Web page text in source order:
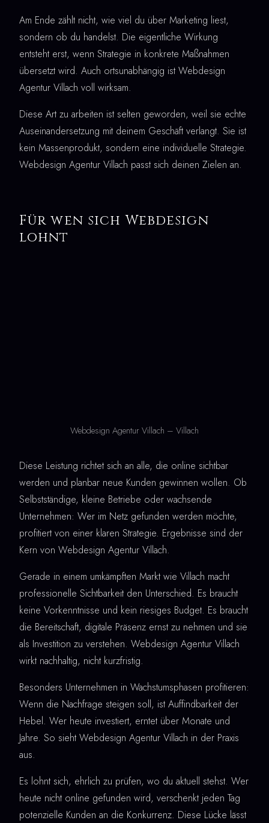
Am Ende zählt nicht, wie viel du über Marketing liest,
sondern ob du handelst. Die eigentliche Wirkung
entsteht erst, wenn Strategie in konkrete Maßnahmen
übersetzt wird. Auch ortsunabhängig ist Webdesign
Agentur Villach voll wirksam.
Diese Art zu arbeiten ist selten geworden, weil sie echte
Auseinandersetzung mit deinem Geschäft verlangt. Sie ist
kein Massenprodukt, sondern eine individuelle Strategie.
Webdesign Agentur Villach passt sich deinen Zielen an.
Für wen sich Webdesign
lohnt
Webdesign Agentur Villach – Villach
Diese Leistung richtet sich an alle, die online sichtbar
werden und planbar neue Kunden gewinnen wollen. Ob
Selbstständige, kleine Betriebe oder wachsende
Unternehmen: Wer im Netz gefunden werden möchte,
profitiert von einer klaren Strategie. Ergebnisse sind der
Kern von Webdesign Agentur Villach.
Gerade in einem umkämpften Markt wie Villach macht
professionelle Sichtbarkeit den Unterschied. Es braucht
keine Vorkenntnisse und kein riesiges Budget. Es braucht
die Bereitschaft, digitale Präsenz ernst zu nehmen und sie
als Investition zu verstehen. Webdesign Agentur Villach
wirkt nachhaltig, nicht kurzfristig.
Besonders Unternehmen in Wachstumsphasen profitieren:
Wenn die Nachfrage steigen soll, ist Auffindbarkeit der
Hebel. Wer heute investiert, erntet über Monate und
Jahre. So sieht Webdesign Agentur Villach in der Praxis
aus.
Es lohnt sich, ehrlich zu prüfen, wo du aktuell stehst. Wer
heute nicht online gefunden wird, verschenkt jeden Tag
potenzielle Kunden an die Konkurrenz. Diese Lücke lässt